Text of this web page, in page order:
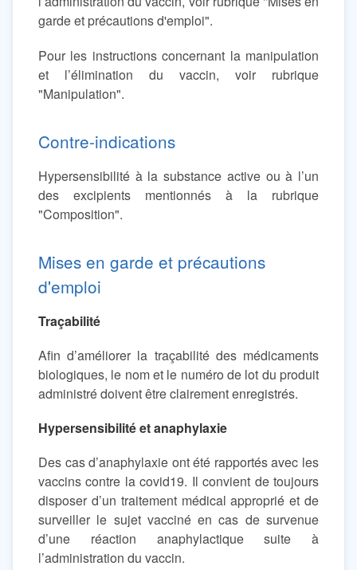
garde et précautions d'emploi".
Pour les instructions concernant la manipulation
et l’élimination du vaccin, voir rubrique
"Manipulation".
Contre-indications
Hypersensibilité à la substance active ou à l’un
des excipients mentionnés à la rubrique
"Composition".
Mises en garde et précautions
d'emploi
Traçabilité
Afin d’améliorer la traçabilité des médicaments
biologiques, le nom et le numéro de lot du produit
administré doivent être clairement enregistrés.
Hypersensibilité et anaphylaxie
Des cas d’anaphylaxie ont été rapportés avec les
vaccins contre la covid19. Il convient de toujours
disposer d’un traitement médical approprié et de
surveiller le sujet vacciné en cas de survenue
d’une réaction anaphylactique suite à
l’administration du vaccin.